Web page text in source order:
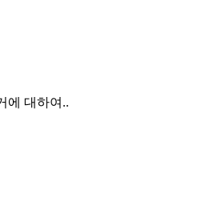
에 대하여..